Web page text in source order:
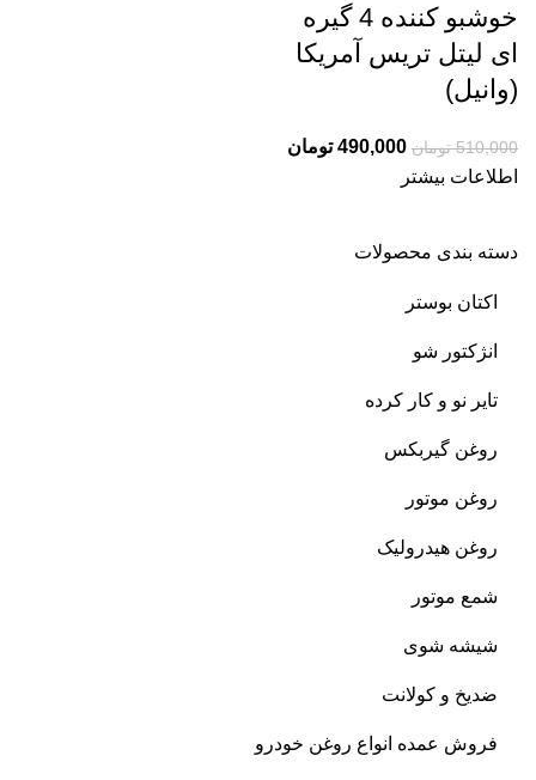
دسته بندی محصولات
اکتان بوستر
انژکتور شو
تایر نو و کار کرده
روغن گیربکس
روغن موتور
روغن هیدرولیک
شمع موتور
شیشه شوی
ضدیخ و کولانت
فروش عمده انواع روغن خودرو
خوشبو کننده 4 گیره
ای لیتل تریس آمریکا
(وانیل)
510,000 تومان 490,000 تومان
اطلاعات بیشتر